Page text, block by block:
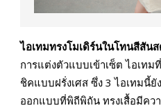
ไอเทมทรงโมเดิร์นในโทนสีสัน
การแต่งตัวแบบเข้าเซ็ต ไอเทม
ชิคแบบฝรั่งเศส ซึ่ง 3 ไอเทมนี้
ออกแบบที่พิถีพิถัน ทรงเสื้อมีคว